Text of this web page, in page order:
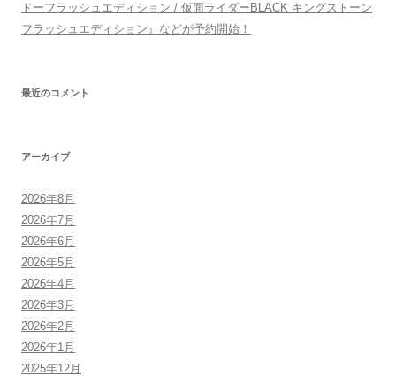
ドーフラッシュエディション / 仮面ライダーBLACK キングストーン
フラッシュエディション』などが予約開始！
最近のコメント
アーカイブ
2026年8月
2026年7月
2026年6月
2026年5月
2026年4月
2026年3月
2026年2月
2026年1月
2025年12月